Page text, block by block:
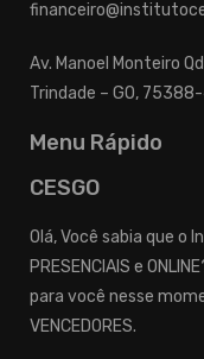
Av. Manoel Monteiro
Trindade – GO,
Menu Rápido
CESGO
Olá, Você sabia que o
PRESENCIAIS e
para você nesse
VENCEDORES.